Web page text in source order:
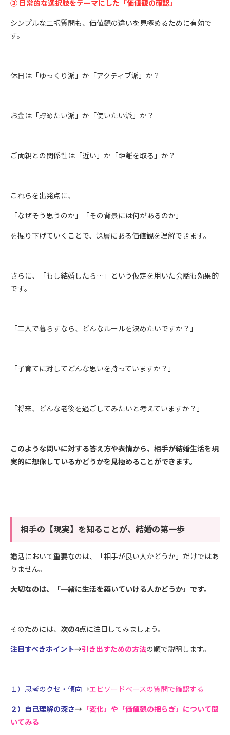
③ 日常的な選択肢をテーマにした「価値観の確認」
シンプルな二択質問も、価値観の違いを見極めるために有効で
す。
休日は「ゆっくり派」か「アクティブ派」か？
お金は「貯めたい派」か「使いたい派」か？
ご両親との関係性は「近い」か「距離を取る」か？
これらを出発点に、
「なぜそう思うのか」「その背景には何があるのか」
を掘り下げていくことで、深層にある価値観を理解できます。
さらに、「もし結婚したら…」という仮定を用いた会話も効果的
です。
「二人で暮らすなら、どんなルールを決めたいですか？」
「子育てに対してどんな思いを持っていますか？」
「将来、どんな老後を過ごしてみたいと考えていますか？」
このような問いに対する答え方や表情から、相手が結婚生活を現
実的に想像しているかどうかを見極めることができます。
相手の【現実】を知ることが、結婚の第一歩
婚活において重要なのは、「相手が良い人かどうか」だけではあ
りません。
大切なのは、「一緒に生活を築いていける人かどうか」です。
そのためには、 次の4点に注目してみましょう。
注目すべきポイント→引き出すための方法の順で説明します。
１）思考のクセ・傾向→エピソードベースの質問で確認する
２）自己理解の深さ→ 「変化」や「価値観の揺らぎ」について聞
いてみる